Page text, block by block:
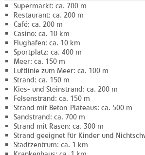
Supermarkt: ca. 700 m
Restaurant: ca. 200 m
Café: ca. 200 m
Casino: ca. 10 km
Flughafen: ca. 10 km
Sportplatz: ca. 400 m
Meer: ca. 150 m
Luftlinie zum Meer: ca. 100 m
Strand: ca. 150 m
Kies- und Steinstrand: ca. 200 m
Felsenstrand: ca. 150 m
Strand mit Beton-Plateaus: ca. 500 m
Sandstrand: ca. 700 m
Strand mit Rasen: ca. 300 m
Strand geeignet für Kinder und
Stadtzentrum: ca. 1 km